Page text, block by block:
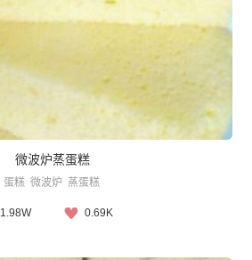
微波炉蒸蛋糕
蛋糕 微波炉 蒸蛋糕
1.98W 0.69K